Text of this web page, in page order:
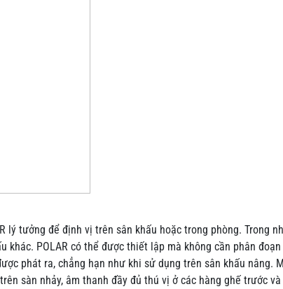
lý tưởng để định vị trên sân khấu hoặc trong phòng. Trong
POLAR có thể được thiết lập mà không cần phân
phát ra, chẳng hạn như khi sử dụng trên sân khấu nâng.
sàn nhảy, âm thanh đầy đủ thú vị ở các hàng ghế trước và